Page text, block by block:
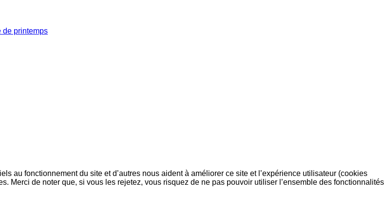
de printemps
au fonctionnement du site et d’autres nous aident à améliorer ce site et l’expérience utilisateur (cookies
Merci de noter que, si vous les rejetez, vous risquez de ne pas pouvoir utiliser l’ensemble des fonctionnalités